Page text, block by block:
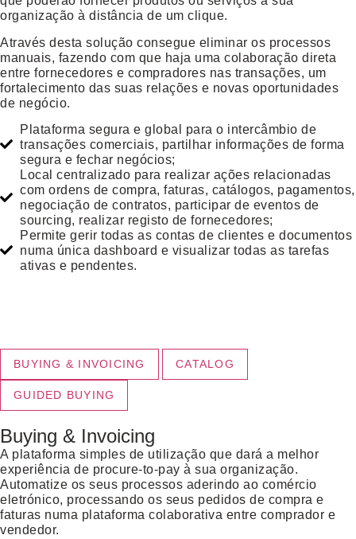
organização à distância de um clique.
Através desta solução consegue eliminar os processos
manuais, fazendo com que haja uma colaboração direta
entre fornecedores e compradores nas transações, um
fortalecimento das suas relações e novas oportunidades
de negócio.
Plataforma segura e global para o intercâmbio de
transações comerciais, partilhar informações de forma
segura e fechar negócios;
Local centralizado para realizar ações relacionadas
com ordens de compra, faturas, catálogos, pagamentos,
negociação de contratos, participar de eventos de
sourcing, realizar registo de fornecedores;
Permite gerir todas as contas de clientes e documentos
numa única dashboard e visualizar todas as tarefas
ativas e pendentes.
BUYING & INVOICING CATALOG
GUIDED BUYING
Buying & Invoicing
A plataforma simples de utilização que dará a melhor
experiência de procure-to-pay à sua organização.
Automatize os seus processos aderindo ao comércio
eletrónico, processando os seus pedidos de compra e
faturas numa plataforma colaborativa entre comprador e
vendedor.